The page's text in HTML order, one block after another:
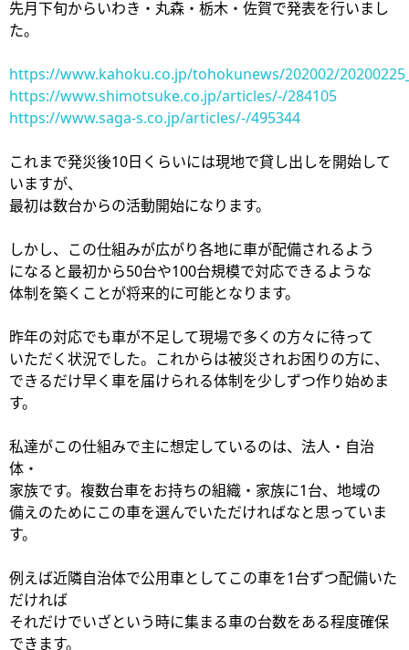
先月下旬からいわき・丸森・栃木・佐賀で発表を行いまし
た。
https://www.kahoku.co.jp/tohokunews/202002/
https://www.shimotsuke.co.jp/articles/-/284105
https://www.saga-s.co.jp/articles/-/495344
これまで発災後10日くらいには現地で貸し出しを開始して
いますが、
最初は数台からの活動開始になります。
しかし、この仕組みが広がり各地に車が配備されるよう
になると最初から50台や100台規模で対応できるような
体制を築くことが将来的に可能となります。
昨年の対応でも車が不足して現場で多くの方々に待って
いただく状況でした。これからは被災されお困りの方に、
できるだけ早く車を届けられる体制を少しずつ作り始めま
す。
私達がこの仕組みで主に想定しているのは、法人・自治
体・
家族です。複数台車をお持ちの組織・家族に1台、地域の
備えのためにこの車を選んでいただければなと思っていま
す。
例えば近隣自治体で公用車としてこの車を1台ずつ配備いた
だければ
それだけでいざという時に集まる車の台数をある程度確保
できます。